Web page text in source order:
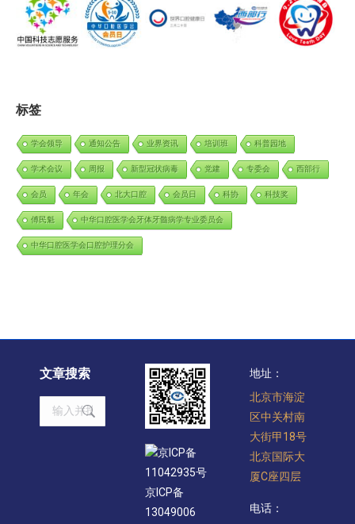
标签
学会领导 通知公告 业界资讯 培训班 科普园地
学术会议 周报 新型冠状病毒 党建 专委会 西部行
会员 年会 北大口腔 会员日 科协 科技奖
傅民魁 中华口腔医学会牙体牙髓病学专业委员会
中华口腔医学会口腔护理分会
文章搜索
Search:
京ICP备
11042935号
京ICP备
13049006
地址：
北京市海淀
区中关村南
大街甲18号
北京国际大
厦C座四层
电话：